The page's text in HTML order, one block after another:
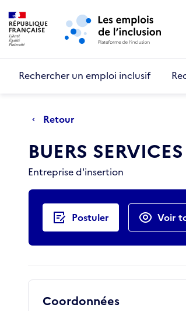
Aller au menu principal
Rechercher un emploi inclusif
Retour
BUERS SERVICES
Entreprise d'insertion
Actions rapides
Postuler Voir
Coordonnées